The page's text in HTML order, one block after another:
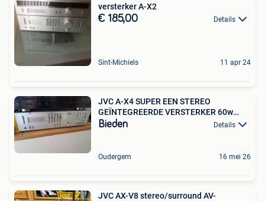
versterker A-X2
€ 185,00 Details
Sint-Michiels 11 apr 24
JVC A-X4 SUPER EEN STEREO
GEÏNTEGREERDE VERSTERKER 60w
Nicke
Bieden Details
Oudergem 16 mei 26
JVC AX-V8 stereo/surround AV-